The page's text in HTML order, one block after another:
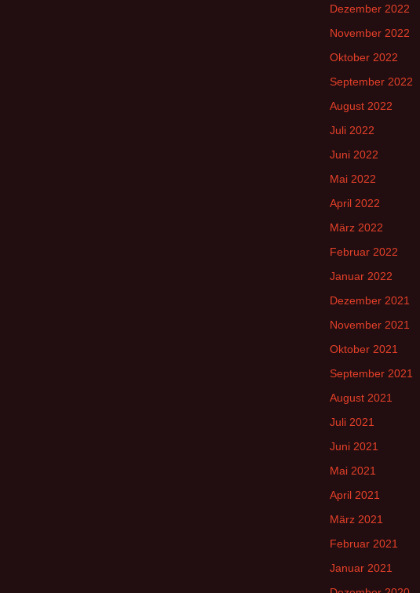
Dezember 2022
November 2022
Oktober 2022
September 2022
August 2022
Juli 2022
Juni 2022
Mai 2022
April 2022
März 2022
Februar 2022
Januar 2022
Dezember 2021
November 2021
Oktober 2021
September 2021
August 2021
Juli 2021
Juni 2021
Mai 2021
April 2021
März 2021
Februar 2021
Januar 2021